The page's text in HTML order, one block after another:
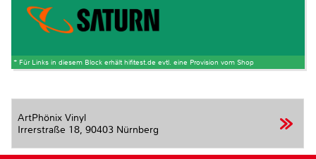
* Für Links in diesem Block erhält hifitest.de evtl. eine Provision vom Shop
ArtPhönix Vinyl
Irrerstraße 18, 90403 Nürnberg